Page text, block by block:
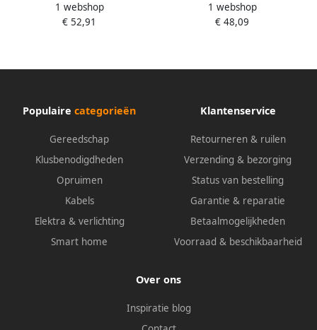
14 chroom | 37 Watt
TRO014318
1 webshop
€ 52,91
12 chroom | 37 Watt
TRO014301
1 webshop
€ 48,09
Populaire categorieën
Gereedschap
Klusbenodigdheden
Opruimen
Kabels
Elektra & verlichting
Smart home
Klantenservice
Retourneren & ruilen
Verzending & bezorging
Status van bestelling
Garantie & reparatie
Betaalmogelijkheden
Voorraad & beschikbaarheid
Over ons
Inspiratie blog